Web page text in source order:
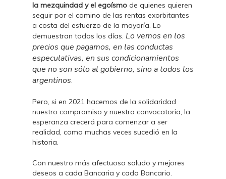
la mezquindad y el egoísmo de quienes quieren
seguir por el camino de las rentas exorbitantes
a costa del esfuerzo de la mayoría. Lo
demuestran todos los días. Lo vemos en los
precios que pagamos, en las conductas
especulativas, en sus condicionamientos
que no son sólo al gobierno, sino a todos los
argentinos.
Pero, si en 2021 hacemos de la solidaridad
nuestro compromiso y nuestra convocatoria, la
esperanza crecerá para comenzar a ser
realidad, como muchas veces sucedió en la
historia.
Con nuestro más afectuoso saludo y mejores
deseos a cada Bancaria y cada Bancario.